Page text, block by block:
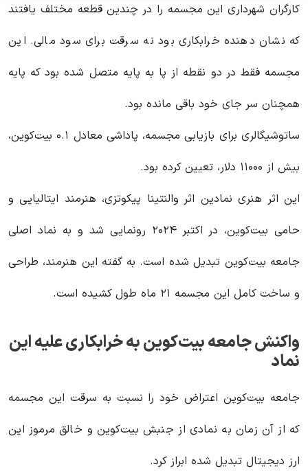
کارگران شهرداری این مجسمه را در چندین قطعه مختلف یافتند
که نشان دهنده خرابکاری بود نه سرقت برای سود مالی. این
مجسمه فقط در دو نقطه از پا به پایه متصل شده بود که پایه
همچنان سر جای خود باقی مانده بود.
ساتوشیگالری برای بازیابی مجسمه، پاداشی معادل ۰.۱ بیت‌کوین،
بیش از ۱۱۰۰۰ دلار، تعیین کرده بود.
این اثر هنری نمادین اثر والنتینا پیکوتزی، هنرمند ایتالیایی و
حامی بیت‌کوین، در اکتبر ۲۰۲۴ رونمایی شد و به نماد اصلی
جامعه بیت‌کوین تبدیل شده است. به گفته این هنرمند، طراحی
و ساخت کامل این مجسمه ۲۱ ماه طول کشیده است.
واکنش جامعه بیت‌کوین به خرابکاری علیه این
نماد
جامعه بیت‌کوین اعتراض خود را نسبت به سرقت این مجسمه
که از آن زمان به نمادی از جنبش بیت‌کوین و خالق مرموز این
ارز دیجیتال تبدیل شده ابراز کرد.